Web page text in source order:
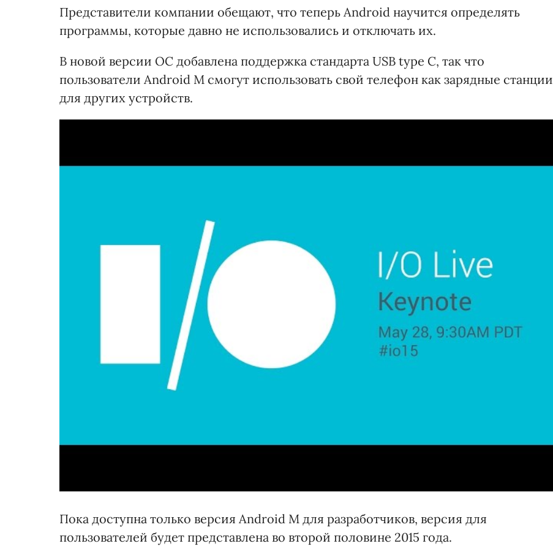
Представители компании обещают, что теперь Android научится определять
программы, которые давно не использовались и отключать их.
В новой версии ОС добавлена поддержка стандарта USB type C, так что
пользователи Android M смогут использовать свой телефон как зарядные станции
для других устройств.
Пока доступна только версия Android M для разработчиков, версия для
пользователей будет представлена во второй половине 2015 года.